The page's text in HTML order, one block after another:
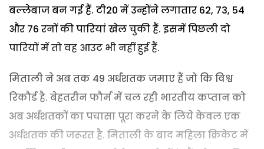
बल्लेबाज बन गई हैं. टी20 में उन्होंने लगातार 62, 73, 54
और 76 रनों की पारियां खेल चुकी हैं. इसमें पिछली दो
पारियों में तो वह आउट भी नहीं हुई हैं.
मिताली ने अब तक 49 अर्धशतक जमाए हैं जो कि विश्व
रिकौर्ड है. बेहतरीन फौर्म में चल रही भारतीय कप्तान को
अब अर्धशतकों का पचासा पूरा करने के लिये केवल एक
अर्धशतक की जरूरत है. मिताली के बाद महिला क्रिकेट में